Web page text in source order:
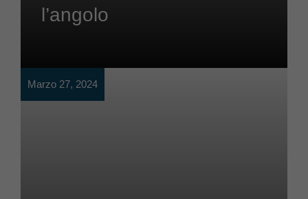
l’angolo
Marzo 27, 2024